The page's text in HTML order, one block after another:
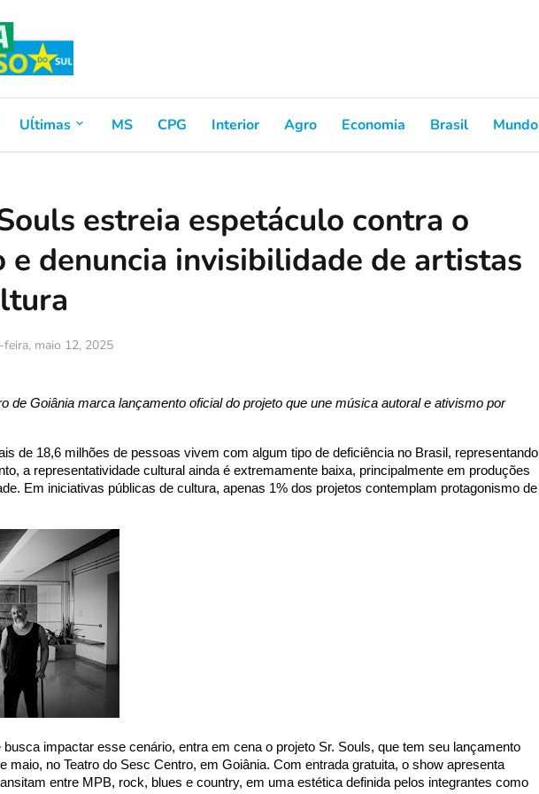
Uĺtimas MS CPG Interior Agro Economia Brasil Mundo
estreia espetáculo contra o
e denuncia invisibilidade de artistas
feira, maio 12, 2025
de Goiânia marca lançamento oficial do projeto que une música autoral e ativismo por
de 18,6 milhões de pessoas vivem com algum tipo de deficiência no Brasil, representando
a representatividade cultural ainda é extremamente baixa, principalmente em produções
Em iniciativas públicas de cultura, apenas 1% dos projetos contemplam protagonismo de
busca impactar esse cenário, entra em cena o projeto Sr. Souls, que tem seu lançamento
maio, no Teatro do Sesc Centro, em Goiânia. Com entrada gratuita, o show apresenta
entre MPB, rock, blues e country, em uma estética definida pelos integrantes como